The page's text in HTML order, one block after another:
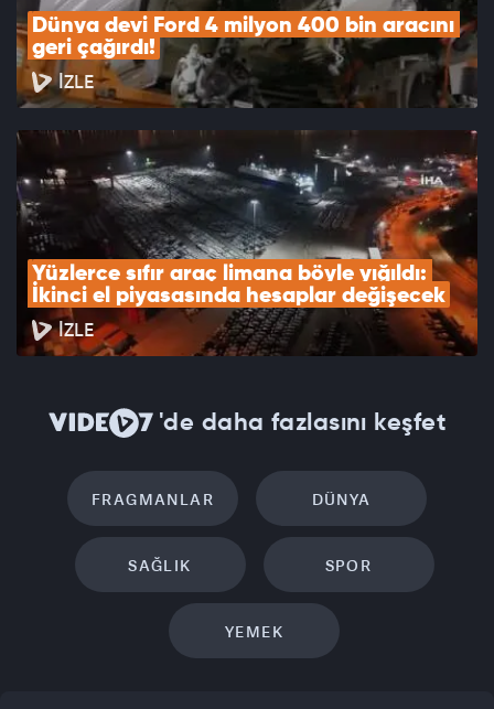
Dünya devi Ford 4 milyon 400 bin aracını
geri çağırdı!
İZLE
Yüzlerce sıfır araç limana böyle yığıldı:
İkinci el piyasasında hesaplar değişecek
İZLE
'de daha fazlasını keşfet
FRAGMANLAR DÜNYA
SAĞLIK SPOR
YEMEK